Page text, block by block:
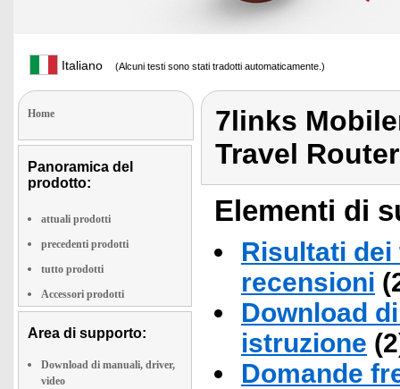
Italiano (Alcuni testi sono stati tradotti automaticamente.)
Home
Panoramica del
prodotto:
attuali prodotti
precedenti prodotti
tutto prodotti
Accessori prodotti
Area di supporto:
Download di manuali, driver,
video
7links
Travel Router
Elementi di
Risultati
recensioni
Download
istruzione
Domande